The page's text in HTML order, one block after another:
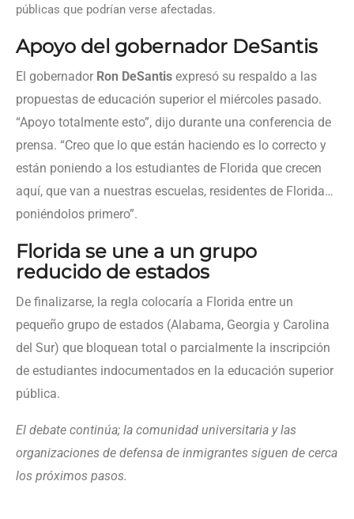
públicas que podrían verse afectadas.
Apoyo del gobernador DeSantis
El gobernador Ron DeSantis expresó su respaldo a las
propuestas de educación superior el miércoles pasado.
“Apoyo totalmente esto”, dijo durante una conferencia de
prensa. “Creo que lo que están haciendo es lo correcto y
están poniendo a los estudiantes de Florida que crecen
aquí, que van a nuestras escuelas, residentes de Florida…
poniéndolos primero”.
Florida se une a un grupo
reducido de estados
De finalizarse, la regla colocaría a Florida entre un
pequeño grupo de estados (Alabama, Georgia y Carolina
del Sur) que bloquean total o parcialmente la inscripción
de estudiantes indocumentados en la educación superior
pública.
El debate continúa; la comunidad universitaria y las
organizaciones de defensa de inmigrantes siguen de cerca
los próximos pasos.